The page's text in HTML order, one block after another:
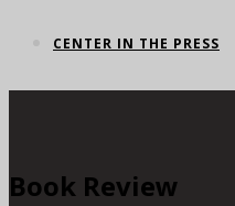
CENTER IN THE PRESS
Book Review